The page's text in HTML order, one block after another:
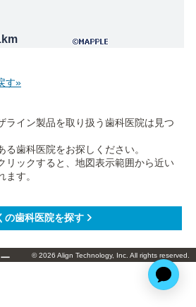
す»
ライン製品を取り扱う歯科医院は見つ
歯科医院をお探しください。
リックすると、地図表示範囲から近い
ます。
© 2026 Align Technology, Inc. All rights reserved.